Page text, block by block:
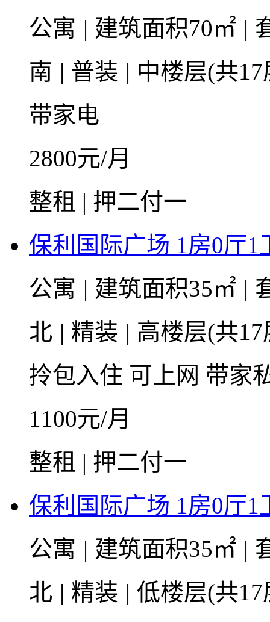
公寓 | 建筑面积70㎡ |
南 | 普装 | 中楼层(共
带家电
2800元/月
整租 | 押二付一
保利国际广场 1房0厅1
公寓 | 建筑面积35㎡ |
北 | 精装 | 高楼层(共
拎包入住 可上网 带家
1100元/月
整租 | 押二付一
保利国际广场 1房0厅1
公寓 | 建筑面积35㎡ |
北 | 精装 | 低楼层(共